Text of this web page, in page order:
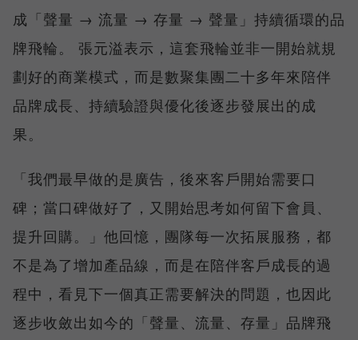
成「聲量 → 流量 → 存量 → 聲量」持續循環的品
牌飛輪。 張元溢表示，這套飛輪並非一開始就規
劃好的商業模式，而是數聚集團二十多年來陪伴
品牌成長、持續驗證與優化後逐步發展出的成
果。
「我們最早做的是廣告，後來客戶開始需要口
碑；當口碑做好了，又開始思考如何留下會員、
提升回購。」他回憶，團隊每一次拓展服務，都
不是為了增加產品線，而是在陪伴客戶成長的過
程中，看見下一個真正需要解決的問題，也因此
逐步收斂出如今的「聲量、流量、存量」品牌飛